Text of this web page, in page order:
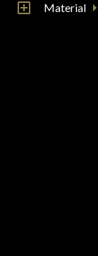
Material